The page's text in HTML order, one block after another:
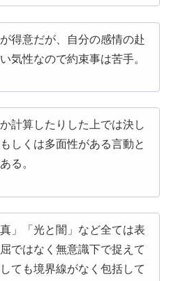
得意だが、自分の感情の赴
気性なので約束事は苦手。
計算したりした上では決し
しくは多面性がある言動と
る。
」「光と闇」など全ては表
ではなく無意識下で捉えて
ても境界線がなく包括して